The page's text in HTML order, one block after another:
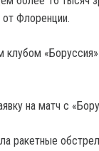
Флоренции.
клубом
на матч с
ракетные